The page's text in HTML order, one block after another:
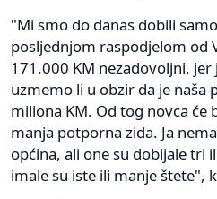
"Mi smo do danas dobili
posljednjom raspodjelom od
171.000 KM nezadovoljni, jer
uzmemo li u obzir da je naša
miliona KM. Od tog novca će
manja potporna zida. Ja
općina, ali one su dobijale tri
imale su iste ili manje štete",